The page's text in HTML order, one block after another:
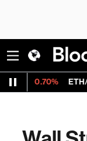
ETH/USD 1,904.31